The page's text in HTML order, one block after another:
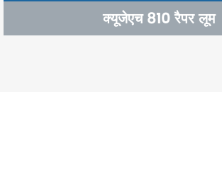
क्यूजेएच 810 रैपर लूम